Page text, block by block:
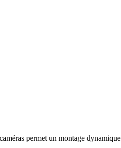
permet un montage